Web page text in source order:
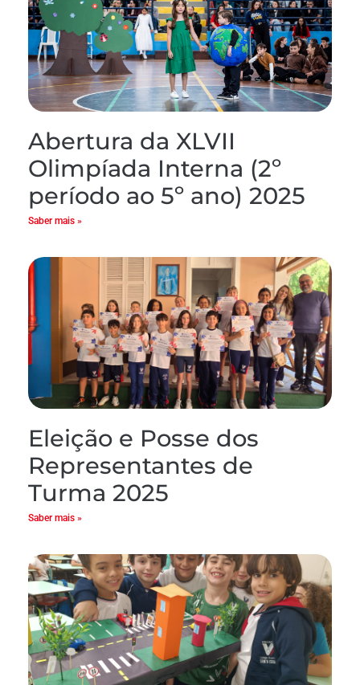
Abertura da XLVII
Olimpíada Interna (2º
período ao 5º ano) 2025
Saber mais »
Eleição e Posse dos
Representantes de
Turma 2025
Saber mais »